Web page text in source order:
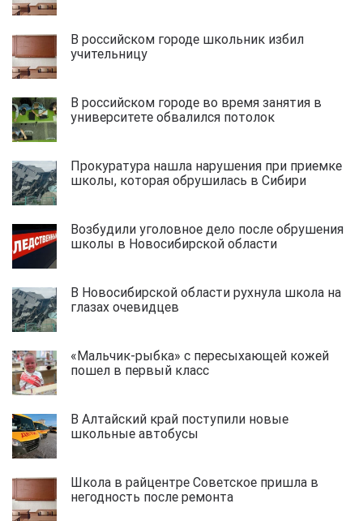
В российском городе школьник избил
учительницу
В российском городе во время занятия в
университете обвалился потолок
Прокуратура нашла нарушения при приемке
школы, которая обрушилась в Сибири
Возбудили уголовное дело после обрушения
школы в Новосибирской области
В Новосибирской области рухнула школа на
глазах очевидцев
«Мальчик-рыбка» с пересыхающей кожей
пошел в первый класс
В Алтайский край поступили новые
школьные автобусы
Школа в райцентре Советское пришла в
негодность после ремонта